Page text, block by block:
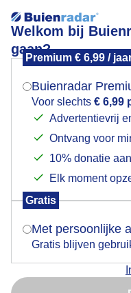
Welkom bij
gaan?
Premium € 6,99 /
Buienradar
Voor slechts € 6,99
Advertentievrij
Ontvang voor
10% donatie
Elk moment
Gratis
Met persoonlijke
Gratis blijven
Neerslagsom
Mogen we je
Indien je hier nog
verschijnt er zo
Is
Nu